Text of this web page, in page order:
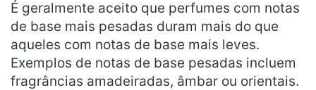
É geralmente aceito que perfumes com notas
de base mais pesadas duram mais do que
aqueles com notas de base mais leves.
Exemplos de notas de base pesadas incluem
fragrâncias amadeiradas, âmbar ou orientais.